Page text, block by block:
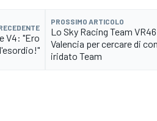
V4: "Ero
PROSSIMO ARTICOLO
Lo Sky Racing Team
Valencia per cercare di
iridato Team